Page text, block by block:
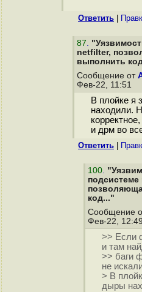
Ответить
87.
netfilter,
выполнить
Сообщение от
Фев-22, 11:51
В плойке я
находили.
и дрм во
Ответить
100.
подсистеме
код..."
Сообщение
Фев-22, 12:49
>> Если
и там
>> баги
не
> В
дыры